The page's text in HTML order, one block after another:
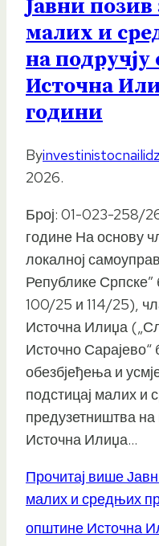
Јавни позив
малих и
на
Источна
години
By
2026.
Број: 01-023-258/
године На основу
локалној
Републике Српске”
100/25 и 114/25),
Источна Илиџа
Источно
обезбјеђења и
подстицај малих и
предузетништва
Источна Илиџа…
Прочитај више
малих и средњих
општине Источна